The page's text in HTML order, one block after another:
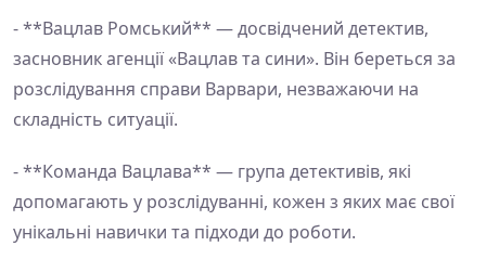
- **Вацлав Ромський** — досвідчений детектив,
засновник агенції «Вацлав та сини». Він береться за
розслідування справи Варвари, незважаючи на
складність ситуації.
- **Команда Вацлава** — група детективів, які
допомагають у розслідуванні, кожен з яких має свої
унікальні навички та підходи до роботи.